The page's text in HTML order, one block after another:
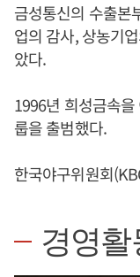
금성통신의 수출본
업의 감사, 상농기
았다.
1996년 희성금속
룹을 출범했다.
한국야구위원회
경영활